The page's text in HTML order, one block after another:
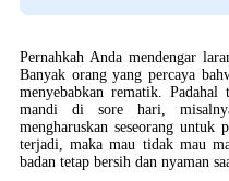
Pernahkah Anda mendengar
Banyak orang yang percaya
menyebabkan rematik. Padahal
mandi di sore hari,
mengharuskan seseorang
terjadi, maka mau tidak mau
badan tetap bersih dan nyaman